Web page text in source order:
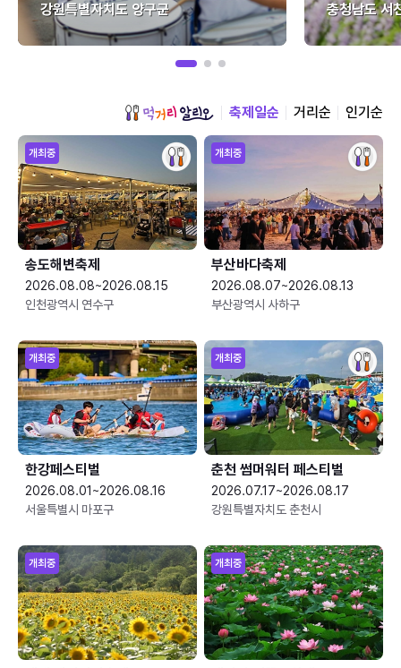
강원특별자치도 양구군
충청남도 서
축제일순 거리순 인기순
개최중
송도해변축제
2026.08.08~2026.08.15
인천광역시 연수구
개최중
부산바다축제
2026.08.07~2026.08.13
부산광역시 사하구
개최중
한강페스티벌
2026.08.01~2026.08.16
서울특별시 마포구
개최중
춘천 썸머워터 페스티벌
2026.07.17~2026.08.17
강원특별자치도 춘천시
개최중 개최중